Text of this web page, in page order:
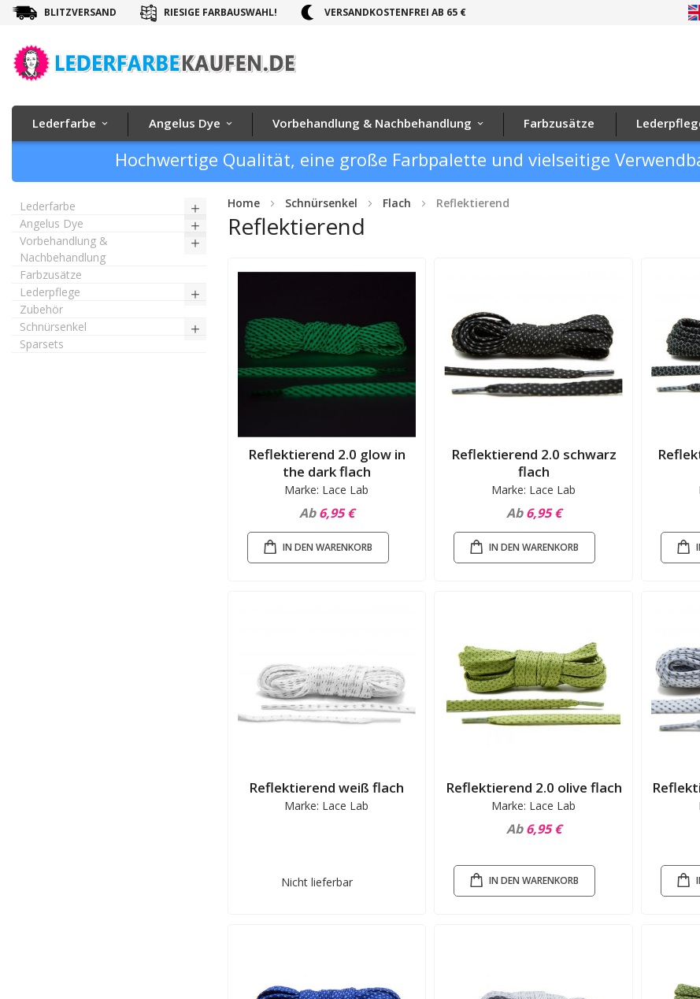
BLITZVERSAND RIESIGE FARBAUSWAHL! VERSANDKOSTENFREI AB 65 €
Lederfarbe Angelus Dye Vorbehandlung & Nachbehandlung Farbzusätze
Hochwertige Qualität, eine große Farbpalette und vielseitige
Home Schnürsenkel Flach Reflektierend
Reflektierend
Reflektierend 2.0 glow in
the dark flach
Marke: Lace Lab
Ab 6,95 €
IN DEN WARENKORB
Reflektierend 2.0 schwarz
flach
Marke: Lace Lab
Ab 6,95 €
IN DEN WARENKORB
Reflektierend weiß flach
Marke: Lace Lab
Nicht lieferbar
Reflektierend 2.0 olive flach
Marke: Lace Lab
Ab 6,95 €
IN DEN WARENKORB
Lederfarbe
Angelus Dye
Vorbehandlung &
Nachbehandlung
Farbzusätze
Lederpflege
Zubehör
Schnürsenkel
Sparsets